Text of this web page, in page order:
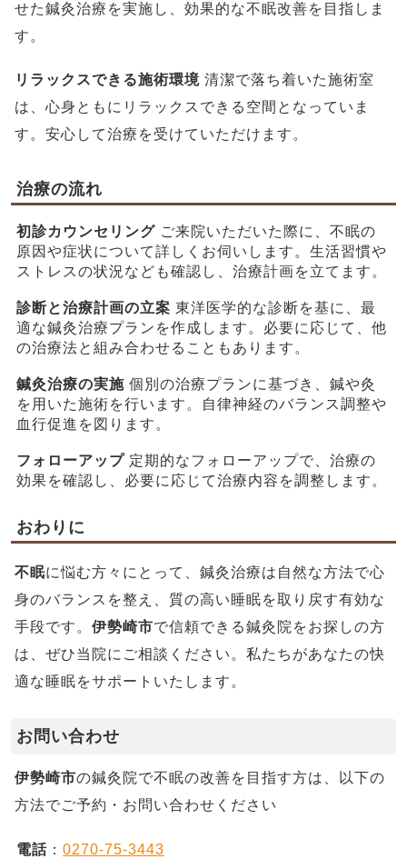
せた鍼灸治療を実施し、効果的な不眠改善を目指しま
す。
リラックスできる施術環境 清潔で落ち着いた施術室
は、心身ともにリラックスできる空間となっていま
す。安心して治療を受けていただけます。
治療の流れ
初診カウンセリング ご来院いただいた際に、不眠の
原因や症状について詳しくお伺いします。生活習慣や
ストレスの状況なども確認し、治療計画を立てます。
診断と治療計画の立案 東洋医学的な診断を基に、最
適な鍼灸治療プランを作成します。必要に応じて、他
の治療法と組み合わせることもあります。
鍼灸治療の実施 個別の治療プランに基づき、鍼や灸
を用いた施術を行います。自律神経のバランス調整や
血行促進を図ります。
フォローアップ 定期的なフォローアップで、治療の
効果を確認し、必要に応じて治療内容を調整します。
おわりに
不眠に悩む方々にとって、鍼灸治療は自然な方法で心
身のバランスを整え、質の高い睡眠を取り戻す有効な
手段です。 伊勢崎市で信頼できる鍼灸院をお探しの方
は、ぜひ当院にご相談ください。私たちがあなたの快
適な睡眠をサポートいたします。
お問い合わせ
伊勢崎市の鍼灸院で不眠の改善を目指す方は、以下の
方法でご予約・お問い合わせください
電話 ： 0270-75-3443